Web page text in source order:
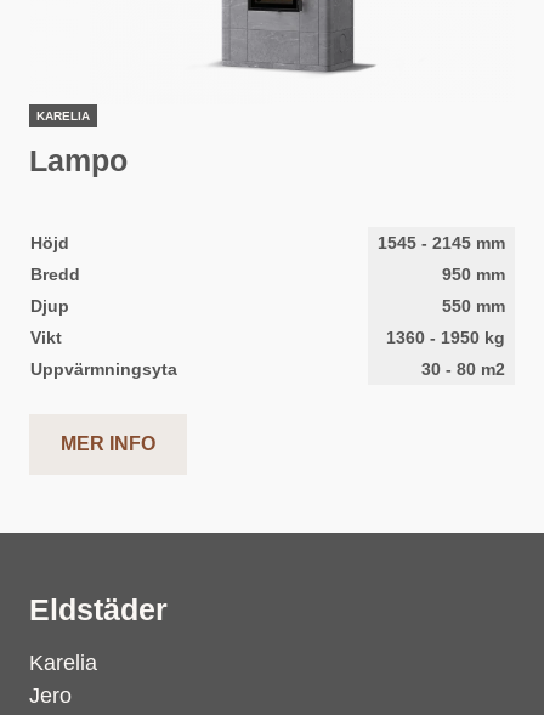
KARELIA
Lampo
Höjd 1545 - 2145 mm
Bredd
950 mm
Djup
550 mm
Vikt
1360 - 1950 kg
Uppvärmningsyta
30 - 80 m2
MER INFO
Eldstäder
Karelia
Jero